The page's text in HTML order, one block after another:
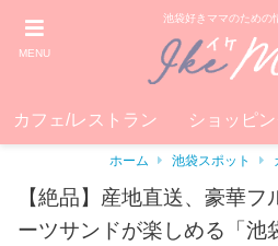
MENU
池袋好きママのための
カフェ/レストラン ショッピ
ホーム 池袋スポット
【絶品】産地直送、豪華
ーツサンドが楽しめる「池